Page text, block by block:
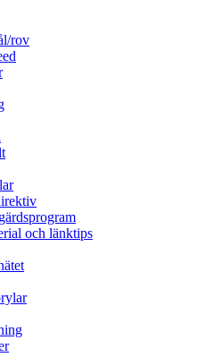
rov
och länktips